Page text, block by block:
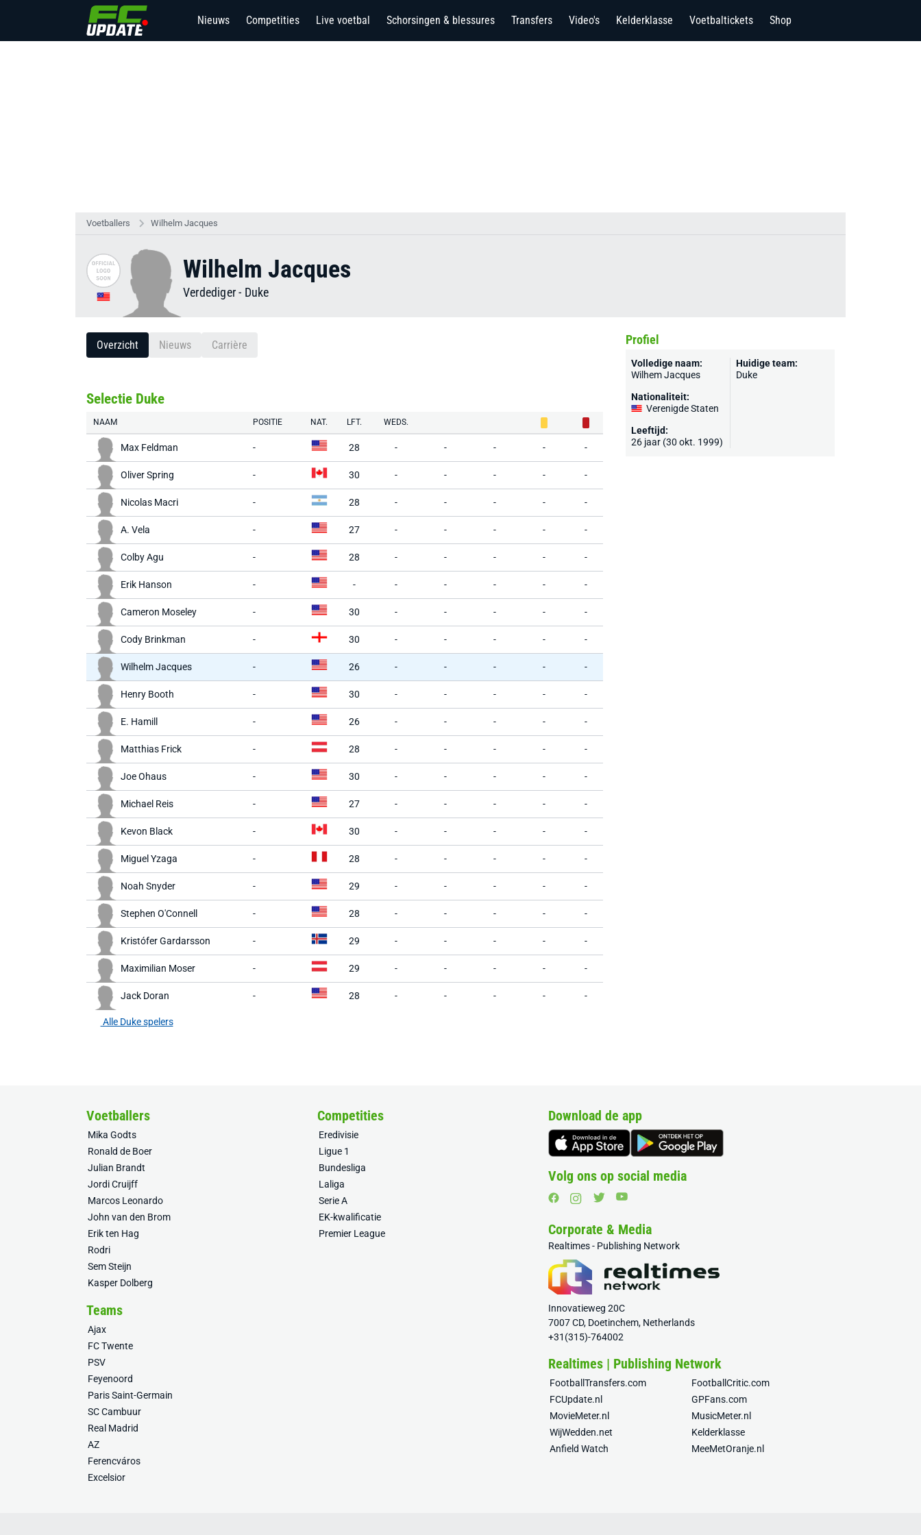
Nieuws Competities Live voetbal Schorsingen & blessures Transfers Video's Kelderklasse Voetbaltickets Shop
Voetballers Wilhelm Jacques
Wilhelm Jacques
Verdediger- Duke
Overzicht Nieuws Carrière
Selectie Duke
NAAM POSITIE NAT. LFT. WEDS.
Max Feldman - 28 - - - - -
Oliver Spring - 30 - - - - -
Nicolas Macri - 28 - - - - -
A. Vela - 27 - - - - -
Colby Agu - 28 - - - - -
Erik Hanson - - - - - - -
Cameron Moseley - 30 - - - - -
Cody Brinkman - 30 - - - - -
Wilhelm Jacques - 26 - - - - -
Henry Booth - 30 - - - - -
E. Hamill - 26 - - - - -
Matthias Frick - 28 - - - - -
Joe Ohaus - 30 - - - - -
Michael Reis - 27 - - - - -
Kevon Black - 30 - - - - -
Miguel Yzaga - 28 - - - - -
Noah Snyder - 29 - - - - -
Stephen O'Connell - 28 - - - - -
Kristófer Gardarsson - 29 - - - - -
Maximilian Moser - 29 - - - - -
Jack Doran - 28 - - - - -
Alle Duke spelers
Profiel
Volledige naam:
Wilhem Jacques
Nationaliteit:
Verenigde Staten
Leeftijd:
26 jaar (30 okt. 1999)
Huidige team:
Duke
Voetballers
Mika Godts
Ronald de Boer
Julian Brandt
Jordi Cruijff
Marcos Leonardo
John van den Brom
Erik ten Hag
Rodri
Sem Steijn
Kasper Dolberg
Competities
Eredivisie
Ligue 1
Bundesliga
Laliga
Serie A
EK-kwalificatie
Premier League
Teams
Ajax
FC Twente
PSV
Feyenoord
Paris Saint-Germain
SC Cambuur
Real Madrid
AZ
Ferencváros
Excelsior
Download de app
Volg ons op social media
Corporate & Media
Realtimes - Publishing Network
Innovatieweg 20C
7007 CD, Doetinchem, Netherlands
+31(315)-764002
Realtimes | Publishing Network
FootballTransfers.com
FootballCritic.com
FCUpdate.nl
GPFans.com
MovieMeter.nl
MusicMeter.nl
WijWedden.net
Kelderklasse
Anfield Watch
MeeMetOranje.nl